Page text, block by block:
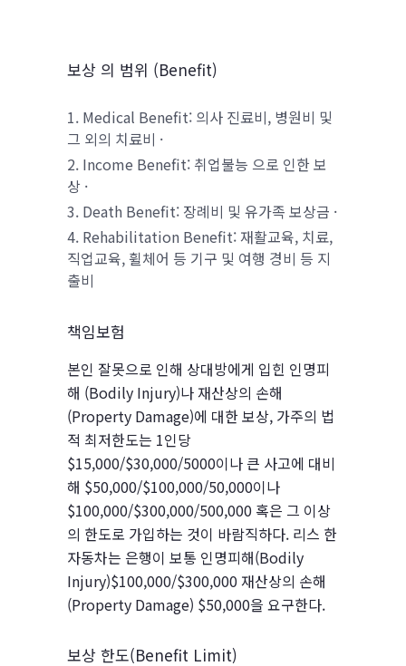
보상 의 범위 (Benefit)
Medical Benefit: 의사 진료비, 병원비 및
그 외의 치료비 ·
Income Benefit: 취업불능 으로 인한 보
상 ·
Death Benefit: 장례비 및 유가족 보상금 ·
Rehabilitation Benefit: 재활교육, 치료,
직업교육, 휠체어 등 기구 및 여행 경비 등 지
출비
책임보험
본인 잘못으로 인해 상대방에게 입힌 인명피
해 (Bodily Injury)나 재산상의 손해
(Property Damage)에 대한 보상, 가주의 법
적 최저한도는 1인당
$15,000/$30,000/5000이나 큰 사고에 대비
해 $50,000/$100,000/50,000이나
$100,000/$300,000/500,000 혹은 그 이상
의 한도로 가입하는 것이 바람직하다. 리스 한
자동차는 은행이 보통 인명피해(Bodily
Injury)$100,000/$300,000 재산상의 손해
(Property Damage) $50,000을 요구한다.
보상 한도(Benefit Limit)